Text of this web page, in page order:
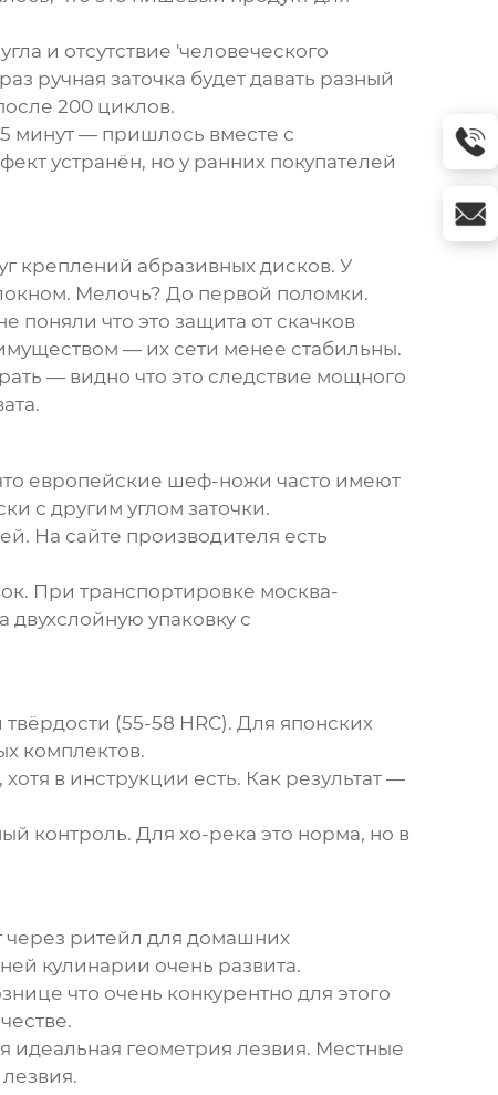
и отсутствие 'человеческого
ручная заточка будет давать разный
200 циклов.
минут — пришлось вместе с
устранён, но у ранних покупателей
креплений абразивных дисков. У
Мелочь? До первой поломки.
поняли что это защита от скачков
— их сети менее стабильны.
— видно что это следствие мощного
европейские шеф-ножи часто имеют
с другим углом заточки.
На сайте производителя есть
При транспортировке москва-
упаковку с
(55-58 HRC). Для японских
комплектов.
в инструкции есть. Как результат —
контроль. Для хо-река это норма, но в
через ритейл для домашних
кулинарии очень развита.
что очень конкурентно для этого
идеальная геометрия лезвия. Местные